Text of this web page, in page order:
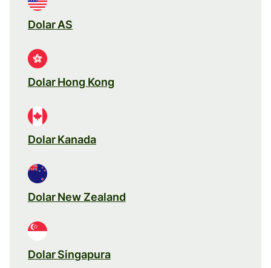
Dolar AS
Dolar Hong Kong
Dolar Kanada
Dolar New Zealand
Dolar Singapura